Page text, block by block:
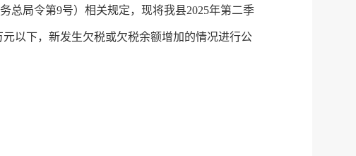
总局令第9号）相关规定， 现将我县2025年第二季
元以下， 新发生欠税或欠税余额增加的情况进行公